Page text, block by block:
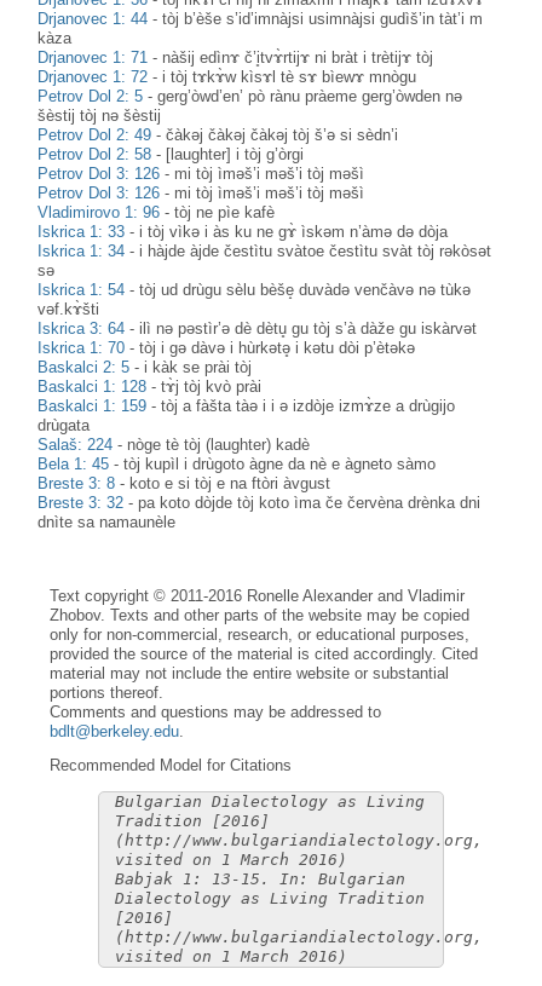
Drjanovec 1: 44 -tòj b’èše s’id’imnàjsi usimnàjsi gudìš’in tàt’i m
kàza
Drjanovec 1: 71 - nàšij edìnɤ č’i̥tvɤ̀rtijɤ ni bràt i trètijɤ tòj
Drjanovec 1: 72 - i tòj tɤkɤ̀w kìsɤl tè sɤ bìewɤ mnògu
Petrov Dol 2: 5 -gerg’òwd’en’ pò rànu pràeme gerg’òwden nə
šèstij tòj nə šèstij
Petrov Dol 2: 49 -čàkəj čàkəj čàkəj tòj š’ə si sèdn’i
Petrov Dol 2: 58 - [laughter] i tòj g’òrgi
Petrov Dol 3: 126 - mi tòj ìməš’i məš’i tòj məšì
Petrov Dol 3: 126 - mi tòj ìməš’i məš’i tòj məšì
Vladimirovo 1: 96 -tòj ne pìe kafè
Iskrica 1: 33 - i tòj vìkə i às ku ne gɤ̀ ìskəm n’àmə də dòja
Iskrica 1: 34 - i hàjde àjde čestìtu svàtoe čestìtu svàt tòj rəkòsət
sə
Iskrica 1: 54 -tòj ud drùgu sèlu bèše̝ duvàdə venčàvə nə tùkə
vəf.kɤ̀šti
Iskrica 3: 64 - ilì nə pəstìr’ə dè dètu̥ gu tòj s’à dàže gu iskàrvət
Iskrica 1: 70 -tòj i gə dàvə i hùrkətə̥ i kətu dòi p’ètəkə
Baskalci 2: 5 - i kàk se prài tòj
Baskalci 1: 128 -tɤ̀j tòj kvò prài
Baskalci 1: 159 -tòj a fàšta tàә i i ә izdòje izmɤ̀ze a drùgijo
drùgata
Salaš: 224 - nòge tè tòj (laughter) kadè
Bela 1: 45 -tòj kupìl i drùgoto àgne da nè e àgneto sàmo
Breste 3: 8 - koto e si tòj e na ftòri àvgust
Breste 3: 32 -pa koto dòjde tòj koto ìma če červèna drènka dni
dnìte sa namaunèle
Text copyright © 2011-2016 Ronelle Alexander and Vladimir
Zhobov. Texts and other parts of the website may be copied
only for non-commercial, research, or educational purposes,
provided the source of the material is cited accordingly. Cited
material may not include the entire website or substantial
portions thereof.
Comments and questions may be addressed to
bdlt@berkeley.edu.
Recommended Model for Citations
Bulgarian Dialectology as Living
Tradition [2016]
(http://www.bulgariandialectology.org,
visited on 1 March 2016)
Babjak 1: 13-15. In: Bulgarian
Dialectology as Living Tradition
[2016]
(http://www.bulgariandialectology.org,
visited on 1 March 2016)